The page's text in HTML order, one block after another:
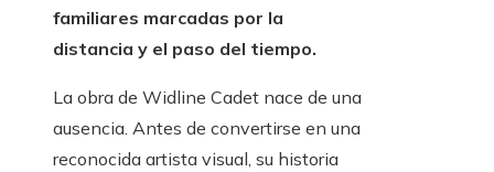
familiares marcadas por la
distancia y el paso del tiempo.
La obra de Widline Cadet nace de una
ausencia. Antes de convertirse en una
reconocida artista visual, su historia